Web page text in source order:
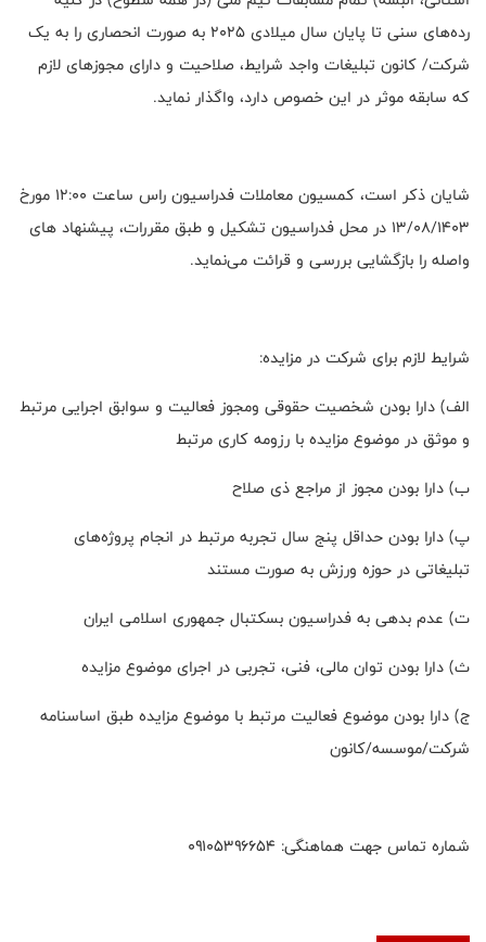
رده‌های سنی تا پایان سال میلادی 2025 به صورت انحصاری را به یک
شرکت/ کانون تبلیغات واجد شرایط، صلاحیت و دارای مجوزهای لازم
که سابقه موثر در این خصوص دارد، واگذار نماید.
شایان ذکر است، کمسیون معاملات فدراسیون راس ساعت 12:00 مورخ
13/08/1403 در محل فدراسیون تشکیل و طبق مقررات، پیشنهاد های
واصله را بازگشایی بررسی و قرائت می‌نماید.
شرایط لازم برای شرکت در مزایده:
الف) دارا بودن شخصیت حقوقی ومجوز فعالیت و سوابق اجرایی مرتبط
و موثق در موضوع مزایده با رزومه کاری مرتبط
ب) دارا بودن مجوز از مراجع ذی صلاح
پ) دارا بودن حداقل پنج سال تجربه مرتبط در انجام پروژه‌های
تبلیغاتی در حوزه ورزش به صورت مستند
ت) عدم بدهی به فدراسیون بسکتبال جمهوری اسلامی ایران
ث) دارا بودن توان مالی، فنی، تجربی در اجرای موضوع مزایده
ج) دارا بودن موضوع فعالیت مرتبط با موضوع مزایده طبق اساسنامه
شرکت/موسسه/کانون
شماره تماس جهت هماهنگی: ۰۹۱۰۵۳۹۶۶۵۴